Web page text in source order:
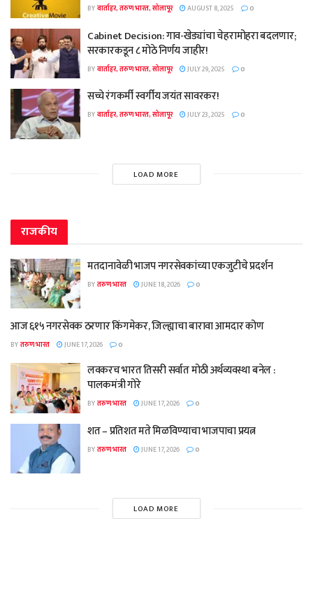
BYवार्ताहर, तरुण भारत, सोलापूर AUGUST 8, 2025 0
Cabinet Decision: गाव-खेड्यांचा चेहरामोहरा बदलणार;
सरकारकडून ८ मोठे निर्णय जाहीर!
BYवार्ताहर, तरुण भारत, सोलापूर JULY 29, 2025 0
सच्चे रंगकर्मी स्वर्गीय जयंत सावरकर!
BYवार्ताहर, तरुण भारत, सोलापूर JULY 23, 2025 0
LOAD MORE
राजकीय
मतदानावेळी भाजप नगरसेवकांच्या एकजुटीचे प्रदर्शन
BYतरुण भारत JUNE 18, 2026 0
आज ६१५ नगरसेवक ठरणार किंगमेकर, जिल्ह्याचा बारावा आमदार कोण
BYतरुण भारत JUNE 17, 2026 0
लवकरच भारत तिसरी सर्वात मोठी अर्थव्यवस्था बनेल :
पालकमंत्री गोरे
BYतरुण भारत JUNE 17, 2026 0
शत – प्रतिशत मते मिळविण्याचा भाजपाचा प्रयत्न
BYतरुण भारत JUNE 17, 2026 0
LOAD MORE